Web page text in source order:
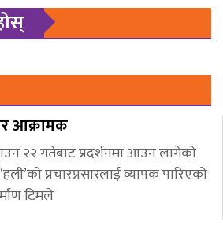
आक्रामक
२२ गतेबाट प्रदर्शनमा आउन लागेको
प्रचारप्रसारलाई व्यापक पारिएको
टिमले